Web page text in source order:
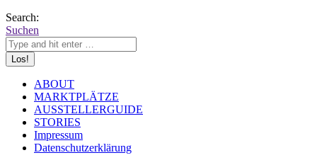
Search:
Suchen
ABOUT
MARKTPLÄTZE
AUSSTELLERGUIDE
STORIES
Impressum
Datenschutzerklärung